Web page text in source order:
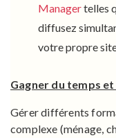
Managertelles
diffusez
votre propre
Gagner du temps
Gérer différents
complexe (ménage,